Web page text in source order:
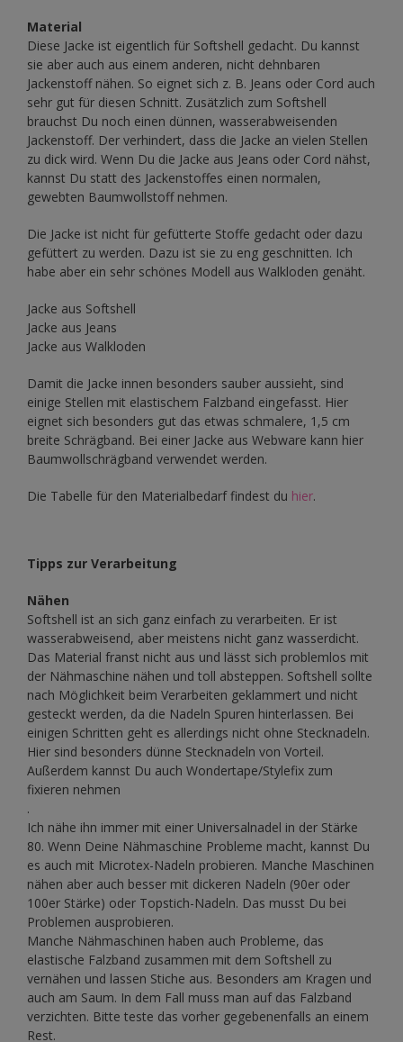
Material
Diese Jacke ist eigentlich für Softshell gedacht. Du kannst
sie aber auch aus einem anderen, nicht dehnbaren
Jackenstoff nähen. So eignet sich z. B. Jeans oder Cord auch
sehr gut für diesen Schnitt. Zusätzlich zum Softshell
brauchst Du noch einen dünnen, wasserabweisenden
Jackenstoff. Der verhindert, dass die Jacke an vielen Stellen
zu dick wird. Wenn Du die Jacke aus Jeans oder Cord nähst,
kannst Du statt des Jackenstoffes einen normalen,
gewebten Baumwollstoff nehmen.
Die Jacke ist nicht für gefütterte Stoffe gedacht oder dazu
gefüttert zu werden. Dazu ist sie zu eng geschnitten. Ich
habe aber ein sehr schönes Modell aus Walkloden genäht.
Jacke aus Softshell
Jacke aus Jeans
Jacke aus Walkloden
Damit die Jacke innen besonders sauber aussieht, sind
einige Stellen mit elastischem Falzband eingefasst. Hier
eignet sich besonders gut das etwas schmalere, 1,5 cm
breite Schrägband. Bei einer Jacke aus Webware kann hier
Baumwollschrägband verwendet werden.
Die Tabelle für den Materialbedarf findest du hier.
Tipps zur Verarbeitung
Nähen
Softshell ist an sich ganz einfach zu verarbeiten. Er ist
wasserabweisend, aber meistens nicht ganz wasserdicht.
Das Material franst nicht aus und lässt sich problemlos mit
der Nähmaschine nähen und toll absteppen. Softshell sollte
nach Möglichkeit beim Verarbeiten geklammert und nicht
gesteckt werden, da die Nadeln Spuren hinterlassen. Bei
einigen Schritten geht es allerdings nicht ohne Stecknadeln.
Hier sind besonders dünne Stecknadeln von Vorteil.
Außerdem kannst Du auch Wondertape/Stylefix zum
fixieren nehmen
.
Ich nähe ihn immer mit einer Universalnadel in der Stärke
80. Wenn Deine Nähmaschine Probleme macht, kannst Du
es auch mit Microtex-Nadeln probieren. Manche Maschinen
nähen aber auch besser mit dickeren Nadeln (90er oder
100er Stärke) oder Topstich-Nadeln. Das musst Du bei
Problemen ausprobieren.
Manche Nähmaschinen haben auch Probleme, das
elastische Falzband zusammen mit dem Softshell zu
vernähen und lassen Stiche aus. Besonders am Kragen und
auch am Saum. In dem Fall muss man auf das Falzband
verzichten. Bitte teste das vorher gegebenenfalls an einem
Rest.